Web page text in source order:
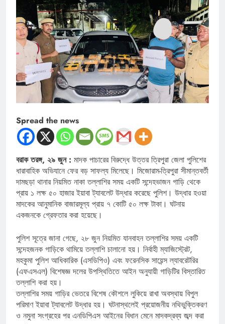
Spread the news
বরাক তরঙ্গ, ২৯ জুন : মাদক পাচারের বিরুদ্ধে উত্তর ত্রিপুরা জেলা পুলিশের
ধারাবাহিক অভিযানে ফের বড় সাফল্য মিলেছে। মিজোরাম-ত্রিপুরা সীমান্তবর্তী
দামছড়া থানার নিয়মিত নাকা তল্লাশির সময় একটি সন্দেহভাজন গাড়ি থেকে
প্রায় ১ লক্ষ ৫০ হাজার ইয়াবা ট্যাবলেট উদ্ধার করেছে পুলিশ। উদ্ধার হওয়া
মাদকের আনুমানিক বাজারমূল্য প্রায় ৭ কোটি ৫০ লক্ষ টাকা। ঘটনায়
একজনকে গ্রেফতার করা হয়েছে।
পুলিশ সূত্রে জানা গেছে, ২৮ জুন নিয়মিত যানবাহন তল্লাশির সময় একটি
সন্দেহজনক গাড়িকে থামিয়ে তল্লাশি চালানো হয়। নির্বাহী ম্যাজিস্ট্রেট,
মহকুমা পুলিশ আধিকারিক (এসডিপিও) এবং ফরেনসিক সায়েন্স ল্যাবরেটরির
(এফএসএল) বিশেষজ্ঞ দলের উপস্থিতিতে আইন অনুযায়ী গাড়িটির বিস্তারিত
তল্লাশি করা হয়।
তল্লাশির সময় গাড়ির ভেতরে বিশেষ কৌশলে লুকিয়ে রাখা অবস্থায় বিপুল
পরিমাণ ইয়াবা ট্যাবলেট উদ্ধার হয়। ঘটনাস্থলেই প্রয়োজনীয় নথিভুক্তিকরণ
ও নমুনা সংগ্রহের পর এনডিপিএস আইনের বিধান মেনে মাদকদ্রব্য জব্দ করা